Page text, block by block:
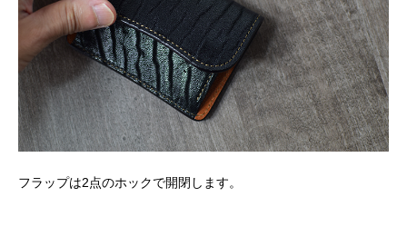
フラップは2点のホックで開閉します。